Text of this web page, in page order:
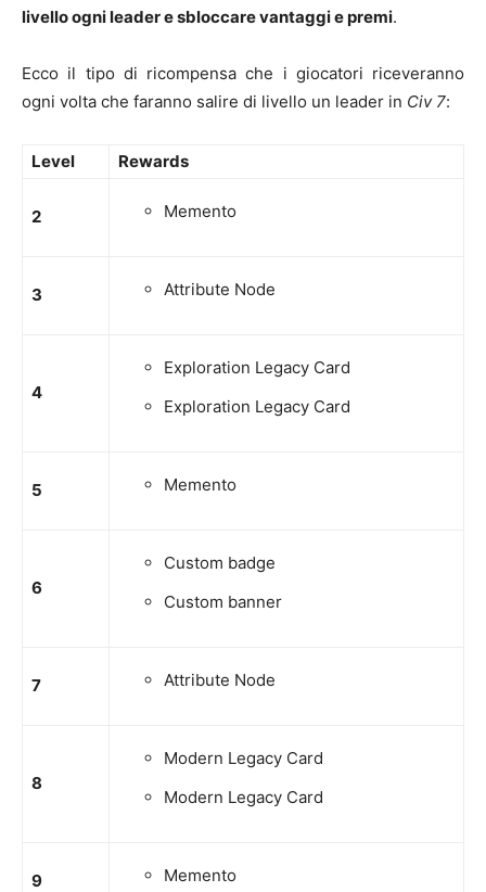
livello ogni leader e sbloccare vantaggi e premi.
Ecco il tipo di ricompensa che i giocatori riceveranno
ogni volta che faranno salire di livello un leader in Civ 7:
Level Rewards
2 Memento
3 Attribute Node
4
Exploration Legacy Card
Exploration Legacy Card
5 Memento
6
Custom badge
Custom banner
7 Attribute Node
8
Modern Legacy Card
Modern Legacy Card
9 Memento